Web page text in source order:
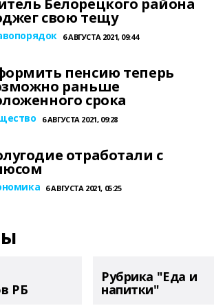
Белорецкого района
свою тещу
6 АВГУСТА 2021, 09:44
пенсию теперь
раньше
срока
6 АВГУСТА 2021, 09:28
отработали с
6 АВГУСТА 2021, 05:25
РБ
Рубрика "Еда и
напитки"